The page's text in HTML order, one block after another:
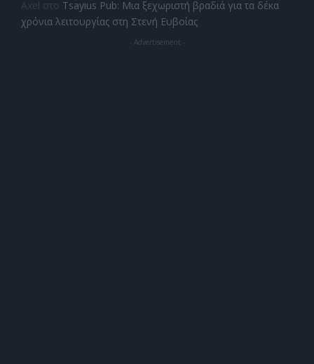
Axel στο Tsayius Pub: Μια ξεχωριστή βραδιά για τα δέκα
χρόνια λειτουργίας στη Στενή Ευβοίας
- Advertisement -